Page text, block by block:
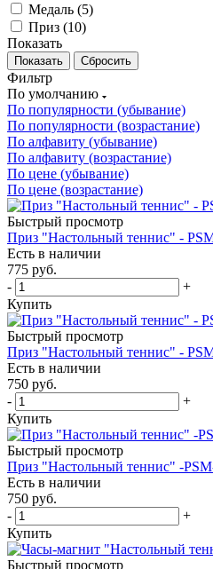
Медаль (5)
Приз (10)
Показать
Сбросить
Фильтр
По умолчанию
По популярности (убывание)
По популярности (возрастание)
По алфавиту (убывание)
По алфавиту (возрастание)
По цене (убывание)
По цене (возрастание)
Быстрый просмотр
Приз "Настольный теннис" -
Есть в наличии
775 руб.
-
+
Купить
Быстрый просмотр
Приз "Настольный теннис" -
Есть в наличии
750 руб.
-
+
Купить
Быстрый просмотр
Приз "Настольный теннис" -
Есть в наличии
750 руб.
-
+
Купить
Быстрый просмотр